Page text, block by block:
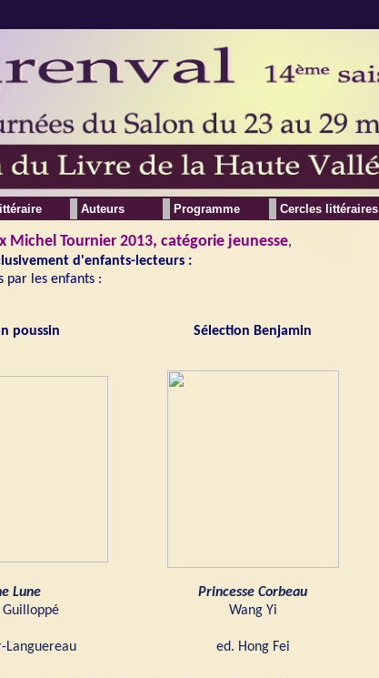
Michel Tournier 2013, catégorie jeunesse,
d'enfants-lecteurs :
par les enfants :
poussin Sélection Benjamin
Lune
Languereau
Princesse Corbeau
Wang Yi
ed. Hong Fei
Cercles littéraires
Auteurs Programme